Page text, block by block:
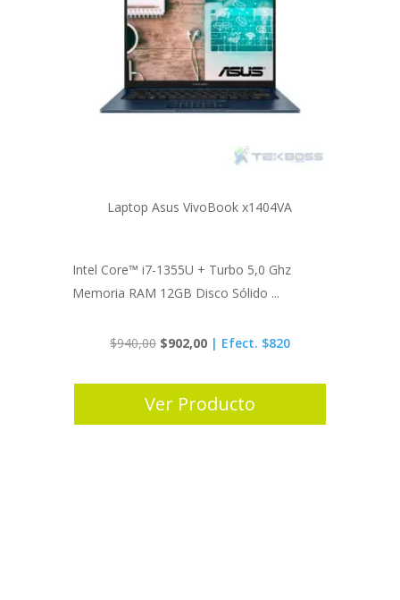
Laptop Asus VivoBook x1404VA
Intel Core™ i7-1355U + Turbo 5,0 Ghz
Memoria RAM 12GB Disco Sólido ...
$940,00 Original
was:
$940,00.
$902,00Current
is:
$902,00.
| Efect. $820
Ver Producto